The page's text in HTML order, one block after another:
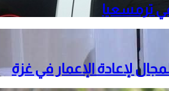
ترمسعيا
لإعادة الإعمار في غزة